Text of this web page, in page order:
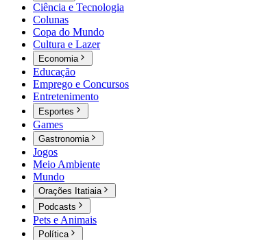
Ciência e Tecnologia
Colunas
Copa do Mundo
Cultura e Lazer
Economia
Educação
Emprego e Concursos
Entretenimento
Esportes
Games
Gastronomia
Jogos
Meio Ambiente
Mundo
Orações Itatiaia
Podcasts
Pets e Animais
Política